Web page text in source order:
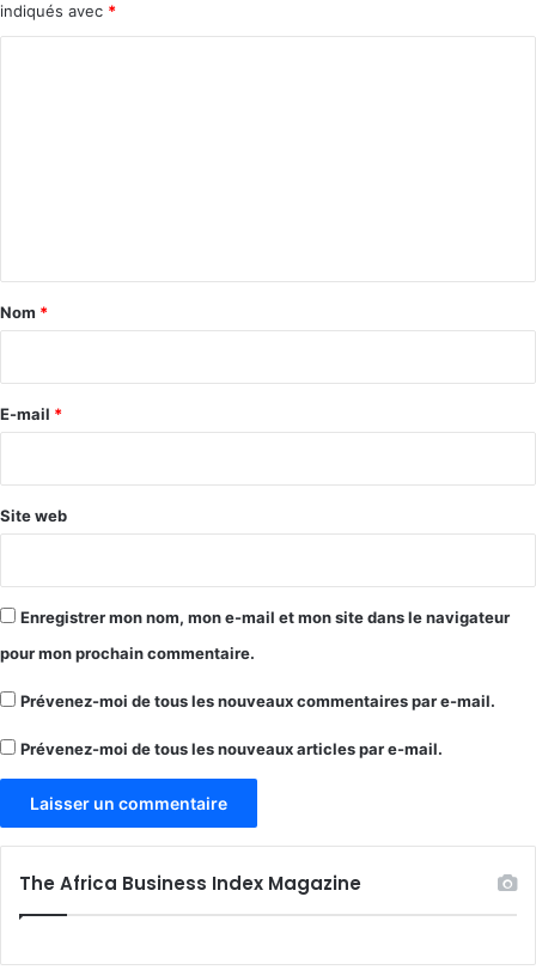
indiqués avec *
a
e
Nom *
E-mail *
Site web
Enregistrer mon nom, mon e-mail et mon site dans le navigateur
pour mon prochain commentaire.
Prévenez-moi de tous les nouveaux commentaires par e-mail.
Prévenez-moi de tous les nouveaux articles par e-mail.
The Africa Business Index Magazine